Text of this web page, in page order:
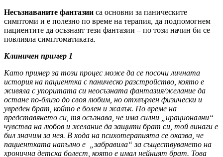
Несъзнаваните фантазии са основни за паническите
симптоми и е полезно по време на терапия, да подпомогнем
пациентите да осъзнаят тези фантазии – по този начин би се
повлияла симптоматиката.
Клиничен пример 1
Като пример за този процес може да се посочи личната
история на пациентка с паническо разстройство, която е
живяла с упоритата си неосъзната фантазия/желание да
остане по-близо до своя любим, но отхвърлен физически и
увреден брат, който е болен и жалък. По време на
представянето си, тя осъзнава, че има силни „ирационални“
чувства на любов и желание да защити брат си, той винаги е
бил значим за нея. В хода на психотерапията се оказва, че
пациентката напълно е „забравила“ за съществуването на
хронична детска болест, която е имал нейният брат. Това